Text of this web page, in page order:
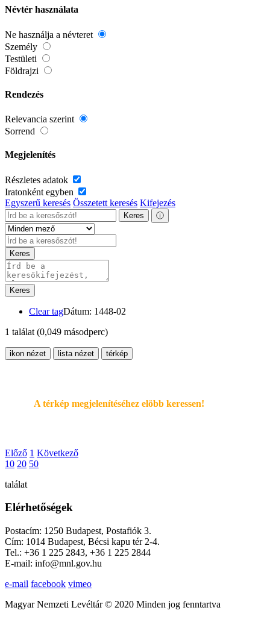
Névtér használata
Ne használja a névteret
Személy
Testületi
Földrajzi
Rendezés
Relevancia szerint
Sorrend
Megjelenítés
Részletes adatok
Iratonként egyben
Egyszerű keresés Összetett keresés Kifejezés
Keres ⓘ
Keres
Keres
Clear tagDátum: 1448-02
1 találat (0,049 másodperc)
ikon nézet lista nézet térkép
A térkép megjelenítéséhez elöbb keressen!
Előző 1 Következő
10 20 50
találat
Elérhetőségek
Postacím: 1250 Budapest, Postafiók 3.
Cím: 1014 Budapest, Bécsi kapu tér 2-4.
Tel.: +36 1 225 2843, +36 1 225 2844
E-mail: info@mnl.gov.hu
e-mail facebook vimeo
Magyar Nemzeti Levéltár © 2020 Minden jog fenntartva